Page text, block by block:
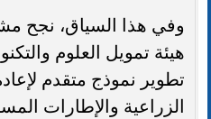
وفي هذا السياق، نجح
هيئة تمويل العلوم
تطوير نموذج متقدم
الزراعية والإطارات